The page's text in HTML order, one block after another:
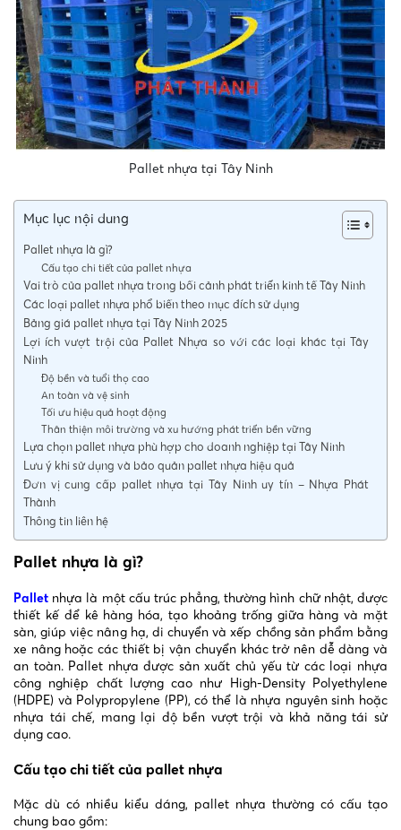
Pallet nhựa tại Tây Ninh
Mục lục nội dung
Pallet nhựa là gì?
Cấu tạo chi tiết của pallet nhựa
Vai trò của pallet nhựa trong bối cảnh phát triển kinh tế Tây Ninh
Các loại pallet nhựa phổ biến theo mục đích sử dụng
Bảng giá pallet nhựa tại Tây Ninh 2025
Lợi ích vượt trội của Pallet Nhựa so với các loại khác tại Tây
Ninh
Độ bền và tuổi thọ cao
An toàn và vệ sinh
Tối ưu hiệu quả hoạt động
Thân thiện môi trường và xu hướng phát triển bền vững
Lựa chọn pallet nhựa phù hợp cho doanh nghiệp tại Tây Ninh
Lưu ý khi sử dụng và bảo quản pallet nhựa hiệu quả
Đơn vị cung cấp pallet nhựa tại Tây Ninh uy tín – Nhựa Phát
Thành
Thông tin liên hệ
Pallet nhựa là gì?
Pallet nhựa là một cấu trúc phẳng, thường hình chữ nhật, được
thiết kế để kê hàng hóa, tạo khoảng trống giữa hàng và mặt
sàn, giúp việc nâng hạ, di chuyển và xếp chồng sản phẩm bằng
xe nâng hoặc các thiết bị vận chuyển khác trở nên dễ dàng và
an toàn. Pallet nhựa được sản xuất chủ yếu từ các loại nhựa
công nghiệp chất lượng cao như High-Density Polyethylene
(HDPE) và Polypropylene (PP), có thể là nhựa nguyên sinh hoặc
nhựa tái chế, mang lại độ bền vượt trội và khả năng tái sử
dụng cao.
Cấu tạo chi tiết của pallet nhựa
Mặc dù có nhiều kiểu dáng, pallet nhựa thường có cấu tạo
chung bao gồm: